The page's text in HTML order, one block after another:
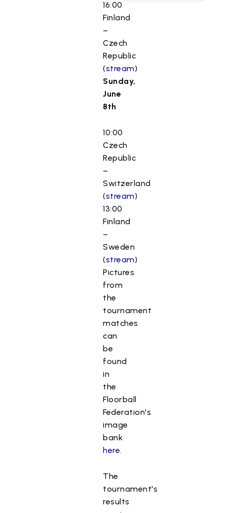
16:00
Finland
–
Czech
Republic
(stream)
Sunday,
June
8th
10:00
Czech
Republic
–
Switzerland
(stream)
13:00
Finland
–
Sweden
(stream)
Pictures
from
the
tournament
matches
can
be
found
in
the
Floorball
Federation's
image
bank
here.
The
tournament's
results